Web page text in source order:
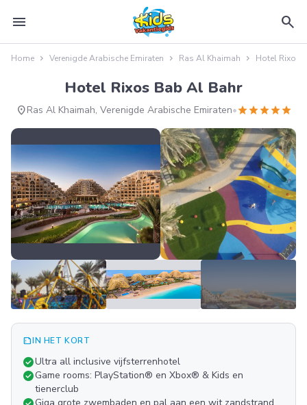
menu search
Home Verenigde Arabische Emiraten Ras Al Khaimah Hotel Rixos
Hotel Rixos Bab Al Bahr
location_onRas Al Khaimah, Verenigde Arabische Emiraten•starstarstarstarstar
summarizeIN HET KORT
check_circleUltra all inclusive vijfsterrenhotel
check_circleGame rooms: PlayStation® en Xbox® & Kids en
tienerclub